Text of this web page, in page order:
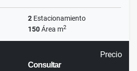
2 Estacionamiento
150Área m2
Precio
Consultar